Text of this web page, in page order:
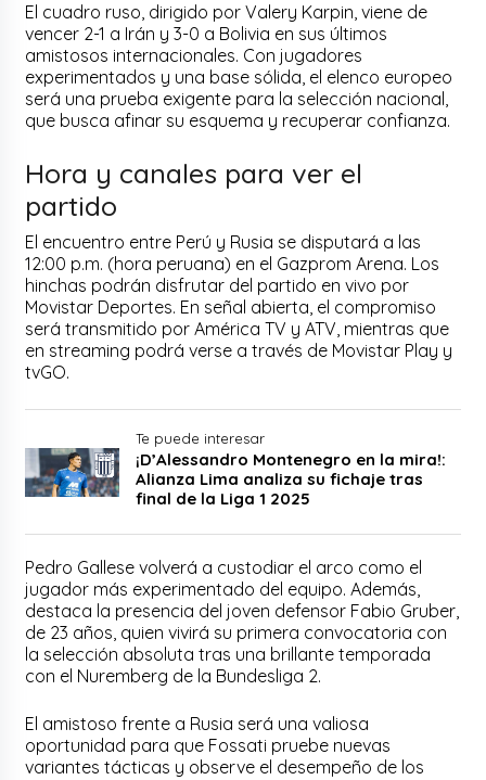
El cuadro ruso, dirigido por Valery Karpin, viene de
vencer 2-1 a Irán y 3-0 a Bolivia en sus últimos
amistosos internacionales. Con jugadores
experimentados y una base sólida, el elenco europeo
será una prueba exigente para la selección nacional,
que busca afinar su esquema y recuperar confianza.
Hora y canales para ver el
partido
El encuentro entre Perú y Rusia se disputará a las
12:00 p.m. (hora peruana) en el Gazprom Arena. Los
hinchas podrán disfrutar del partido en vivo por
Movistar Deportes. En señal abierta, el compromiso
será transmitido por América TV y ATV, mientras que
en streaming podrá verse a través de Movistar Play y
tvGO.
Te puede interesar
¡D’Alessandro Montenegro en la mira!:
Alianza Lima analiza su fichaje tras
final de la Liga 1 2025
Pedro Gallese volverá a custodiar el arco como el
jugador más experimentado del equipo. Además,
destaca la presencia del joven defensor Fabio Gruber,
de 23 años, quien vivirá su primera convocatoria con
la selección absoluta tras una brillante temporada
con el Nuremberg de la Bundesliga 2.
El amistoso frente a Rusia será una valiosa
oportunidad para que Fossati pruebe nuevas
variantes tácticas y observe el desempeño de los